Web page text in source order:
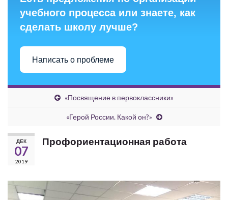
учебного процесса или знаете, как
сделать школу лучше?
Написать о проблеме
«Посвящение в первоклассники»
«Герой России. Какой он?»
ДЕК
07
2019
Профориентационная работа